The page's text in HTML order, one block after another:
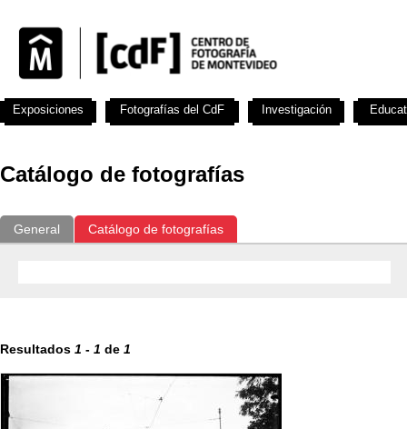
Catálogo de fotografías
General Catálogo de fotografías
Resultados 1 - 1 de 1
Exposiciones Fotografías del CdF Investigación